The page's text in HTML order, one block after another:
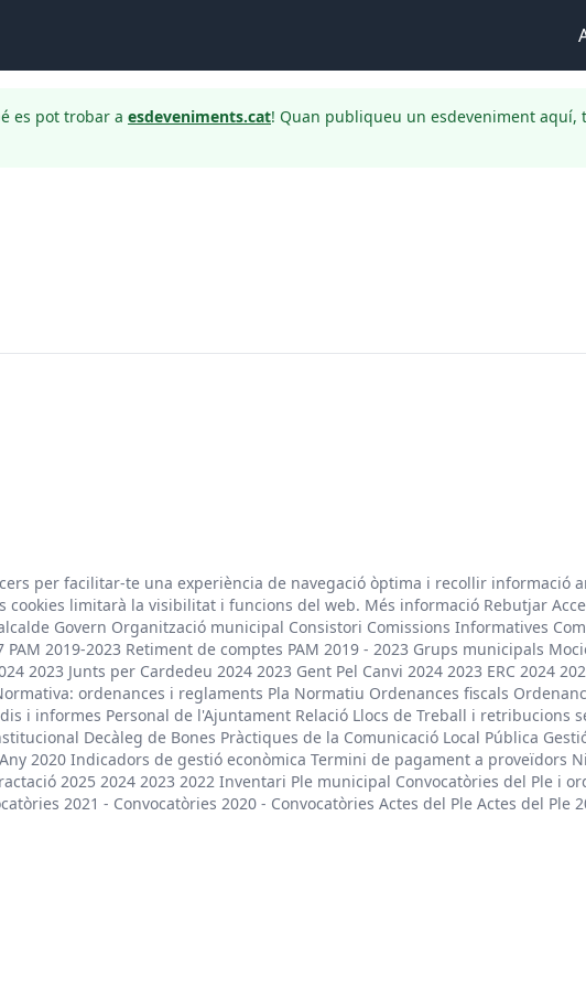
es pot trobar a esdeveniments.cat! Quan publiqueu un esdeveniment aquí,
per facilitar-te una experiència de navegació òptima i recollir informació
cookies limitarà la visibilitat i funcions del web. Més informació Rebutjar
Govern Organització municipal Consistori Comissions Informatives
2019-2023 Retiment de comptes PAM 2019 - 2023 Grups municipals
2023 Junts per Cardedeu 2024 2023 Gent Pel Canvi 2024 2023 ERC 2024
ordenances i reglaments Pla Normatiu Ordenances fiscals
i informes Personal de l'Ajuntament Relació Llocs de Treball i retribucions
Decàleg de Bones Pràctiques de la Comunicació Local Pública
Any 2020 Indicadors de gestió econòmica Termini de pagament a
2025 2024 2023 2022 Inventari Ple municipal Convocatòries del Ple i
2021 - Convocatòries 2020 - Convocatòries Actes del Ple Actes del Ple